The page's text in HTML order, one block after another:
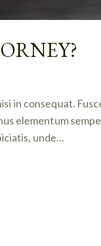
in consequat.
elementum
unde…